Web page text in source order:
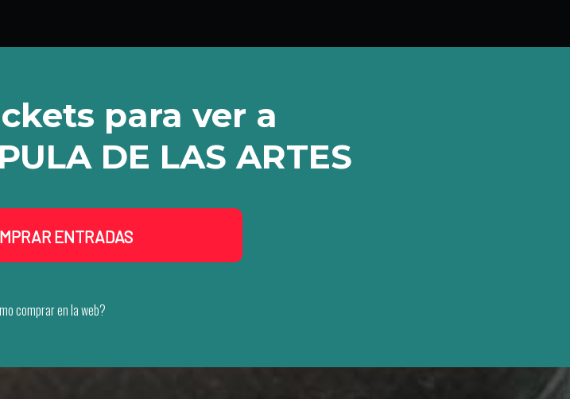
para ver a
DE LAS ARTES
ENTRADAS
comprar en la web?